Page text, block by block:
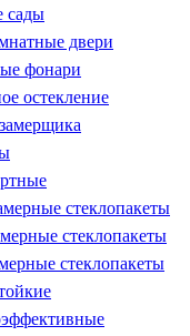
сады
двери
фонари
остекление
стеклопакеты
стеклопакеты
стеклопакеты